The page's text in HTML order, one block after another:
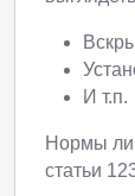
И т.п.
Нормы
статьи